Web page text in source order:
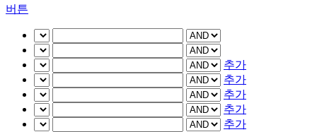
버튼
추가
추가
추가
추가
추가